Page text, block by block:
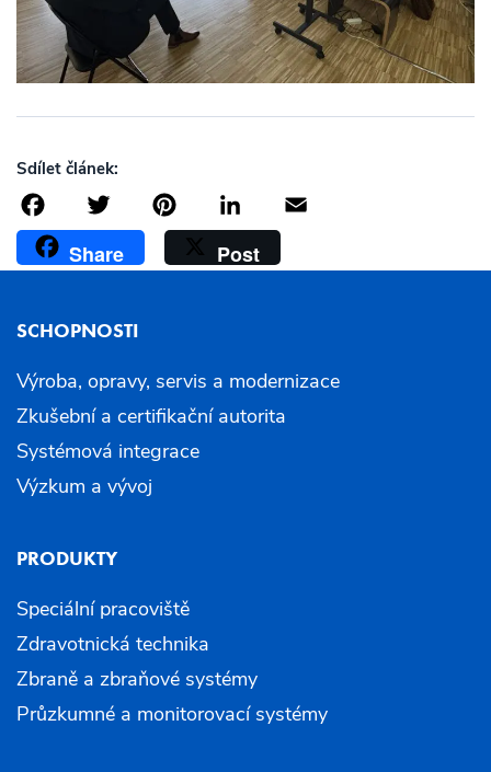
Sdílet článek:
FacebookTwitterPinterestLinkedIn
Share Post
SCHOPNOSTI
Výroba, opravy, servis a modernizace
Zkušební a certifikační autorita
Systémová integrace
Výzkum a vývoj
PRODUKTY
Speciální pracoviště
Zdravotnická technika
Zbraně a zbraňové systémy
Průzkumné a monitorovací systémy